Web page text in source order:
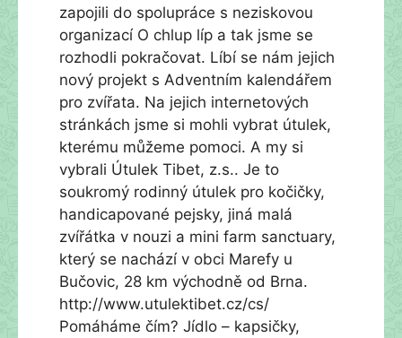
zapojili do spolupráce s neziskovou
organizací O chlup líp a tak jsme se
rozhodli pokračovat. Líbí se nám jejich
nový projekt s Adventním kalendářem
pro zvířata. Na jejich internetových
stránkách jsme si mohli vybrat útulek,
kterému můžeme pomoci. A my si
vybrali Útulek Tibet, z.s.. Je to
soukromý rodinný útulek pro kočičky,
handicapované pejsky, jiná malá
zvířátka v nouzi a mini farm sanctuary,
který se nachází v obci Marefy u
Bučovic, 28 km východně od Brna.
http://www.utulektibet.cz/cs/
Pomáháme čím? Jídlo – kapsičky,